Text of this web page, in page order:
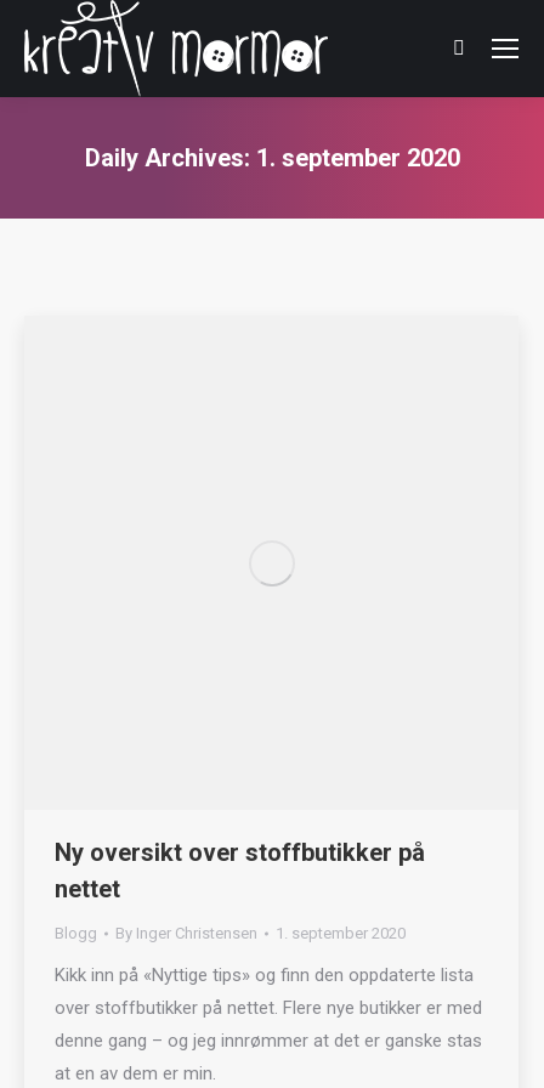
Daily Archives: 1. september 2020
Ny oversikt over stoffbutikker på
nettet
Blogg By Inger Christensen 1. september 2020
Kikk inn på «Nyttige tips» og finn den oppdaterte lista
over stoffbutikker på nettet. Flere nye butikker er med
denne gang – og jeg innrømmer at det er ganske stas
at en av dem er min.